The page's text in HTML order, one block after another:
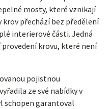
mosty, které vznikají
krov přechází bez předělení
interierové části. Jedná
krovu, které není
pojistnou
ze své nabídky v
schopen garantoval